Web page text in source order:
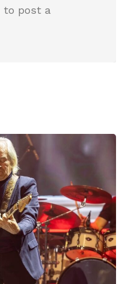
to post a